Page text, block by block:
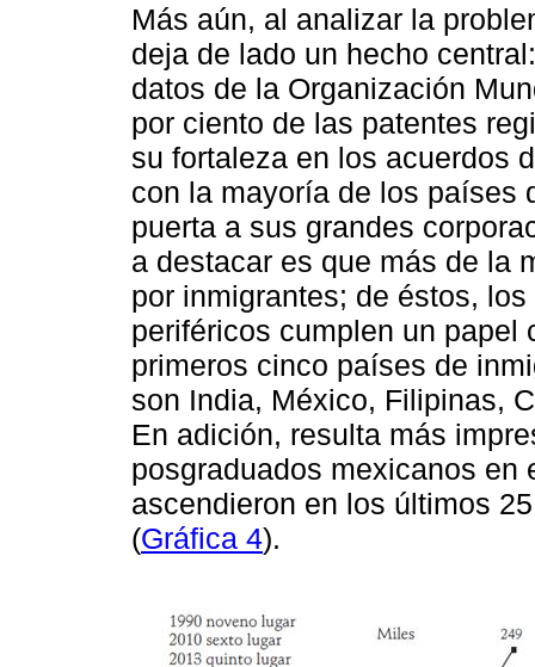
Más aún, al analizar la
deja de lado un hecho
datos de la Organización
por ciento de las patentes
su fortaleza en los acuerdos
con la mayoría de los países
puerta a sus grandes
a destacar es que más de la
por inmigrantes; de éstos,
periféricos cumplen un
primeros cinco países de
son India, México, Filipinas,
En adición, resulta más
posgraduados mexicanos
ascendieron en los últimos
(Gráfica 4).